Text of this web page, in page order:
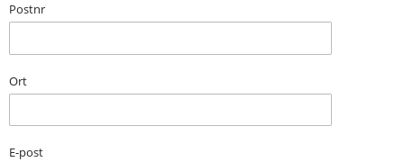
Postnr
Ort
E-post